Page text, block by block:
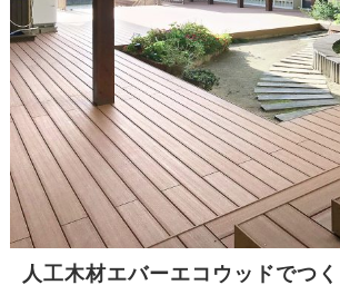
人工木材エバーエコウッドでつ